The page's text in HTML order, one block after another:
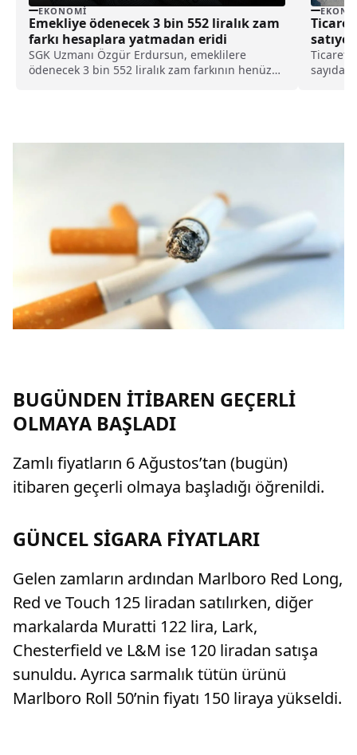
EKONOMI
Emekliye ödenecek 3 bin 552 liralık zam
farkı hesaplara yatmadan eridi
SGK Uzmanı Özgür Erdursun, emeklilere
ödenecek 3 bin 552 liralık zam farkının henüz
Ticaret
satıyor
Ticaret
BUGÜNDEN İTİBAREN GEÇERLİ
OLMAYA BAŞLADI
Zamlı fiyatların 6 Ağustos’tan (bugün)
itibaren geçerli olmaya başladığı öğrenildi.
GÜNCEL SİGARA FİYATLARI
Gelen zamların ardından Marlboro Red Long,
Red ve Touch 125 liradan satılırken, diğer
markalarda Muratti 122 lira, Lark,
Chesterfield ve L&M ise 120 liradan satışa
sunuldu. Ayrıca sarmalık tütün ürünü
Marlboro Roll 50’nin fiyatı 150 liraya yükseldi.